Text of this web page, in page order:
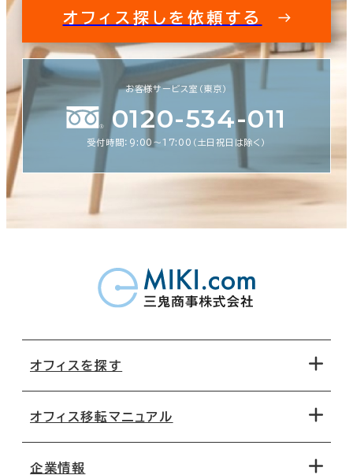
オフィス探しを依頼する
お客様サービス室（東京）
0120-534-011
受付時間：9:00〜17:00（土日祝日は除く）
オフィスを探す
地図から探す
オフィス移転マニュアル
企業情報